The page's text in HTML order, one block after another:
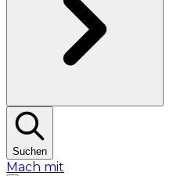
Suchen
Mach mit